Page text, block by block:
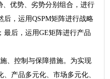
、优势、劣势分别组合，进行
后，运用QSPM矩阵进行战略
最后，运用GE矩阵进行产品
、控制与保障措施。为实现
产品多元化、市场多元化、